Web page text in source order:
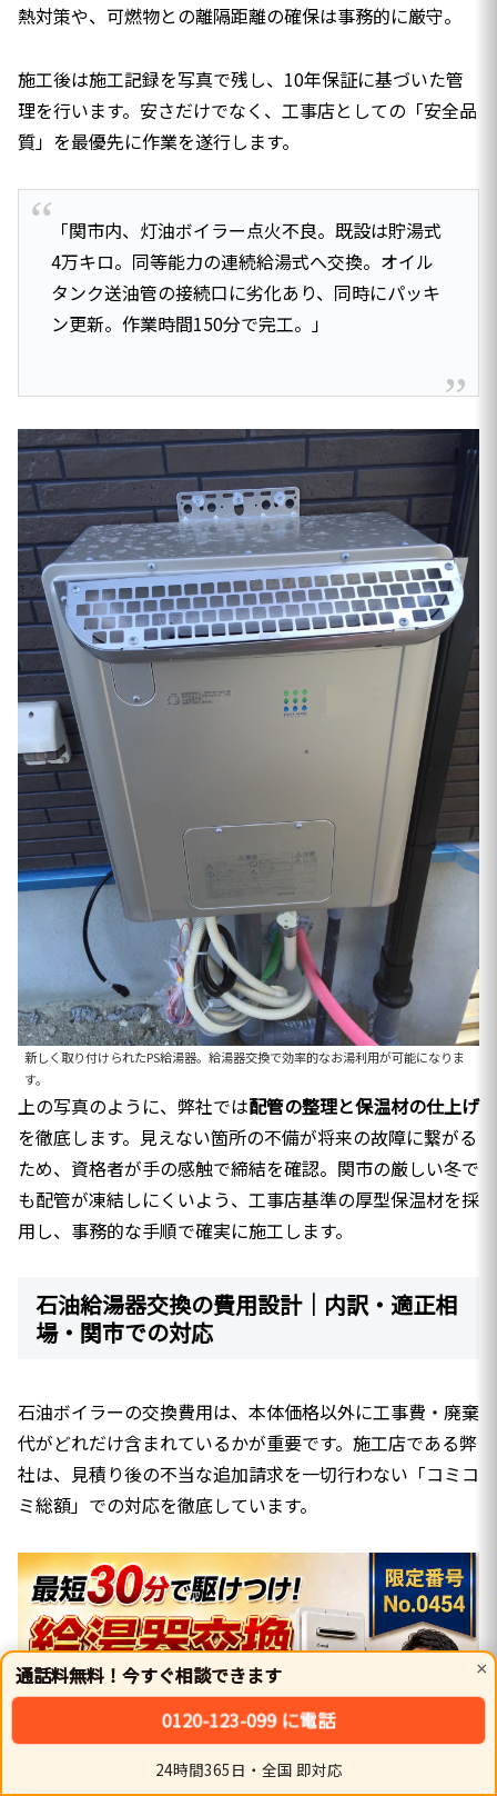
×
通話料無料！今すぐ相談できます
0120-123-099 に電話
24時間365日・全国 即対応
熱対策や、可燃物との離隔距離の確保は事務的に厳守。
施工後は施工記録を写真で残し、10年保証に基づいた管
理を行います。安さだけでなく、工事店としての「安全品
質」を最優先に作業を遂行します。
「関市内、灯油ボイラー点火不良。既設は貯湯式
4万キロ。同等能力の連続給湯式へ交換。オイル
タンク送油管の接続口に劣化あり、同時にパッキ
ン更新。作業時間150分で完工。」
新しく取り付けられたPS給湯器。給湯器交換で効率的なお湯利用が可能になりま
す。
上の写真のように、弊社では配管の整理と保温材の仕上げ
を徹底します。見えない箇所の不備が将来の故障に繋がる
ため、資格者が手の感触で締結を確認。関市の厳しい冬で
も配管が凍結しにくいよう、工事店基準の厚型保温材を採
用し、事務的な手順で確実に施工します。
石油給湯器交換の費用設計｜内訳・適正相
場・関市での対応
石油ボイラーの交換費用は、本体価格以外に工事費・廃棄
代がどれだけ含まれているかが重要です。施工店である弊
社は、見積り後の不当な追加請求を一切行わない「コミコ
ミ総額」での対応を徹底しています。
シェア トップ